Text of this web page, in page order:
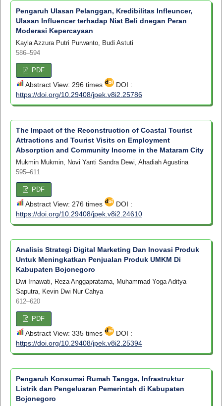
Pengaruh Ulasan Pelanggan, Kredibilitas Infleuncer,
Ulasan Influencer terhadap Niat Beli dnegan Peran
Moderasi Kepercayaan
Kayla Azzura Putri Purwanto, Budi Astuti
586–594
PDF
Abstract View: 296 times
DOI :
https://doi.org/10.29408/jpek.v8i2.25786
The Impact of the Reconstruction of Coastal Tourist
Attractions and Tourist Visits on Employment
Absorption and Community Income in the Mataram City
Mukmin Mukmin, Novi Yanti Sandra Dewi, Ahadiah Agustina
595–611
PDF
Abstract View: 276 times
DOI :
https://doi.org/10.29408/jpek.v8i2.24610
Analisis Strategi Digital Marketing Dan Inovasi Produk
Untuk Meningkatkan Penjualan Produk UMKM Di
Kabupaten Bojonegoro
Dwi Irnawati, Reza Anggapratama, Muhammad Yoga Aditya
Saputra, Kevin Dwi Nur Cahya
612–620
PDF
Abstract View: 335 times
DOI :
https://doi.org/10.29408/jpek.v8i2.25394
Pengaruh Konsumsi Rumah Tangga, Infrastruktur
Listrik dan Pengeluaran Pemerintah di Kabupaten
Bojonegoro